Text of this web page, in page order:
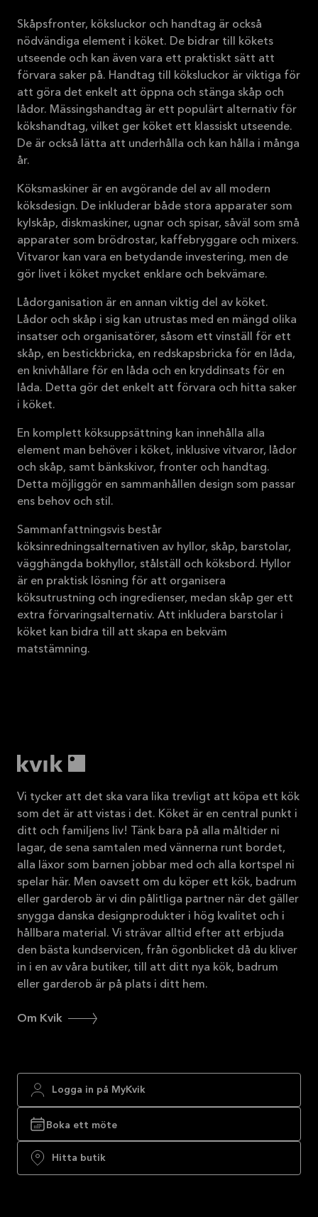
Skåpsfronter, köksluckor och handtag är också
nödvändiga element i köket. De bidrar till kökets
utseende och kan även vara ett praktiskt sätt att
förvara saker på. Handtag till köksluckor är viktiga för
att göra det enkelt att öppna och stänga skåp och
lådor. Mässingshandtag är ett populärt alternativ för
kökshandtag, vilket ger köket ett klassiskt utseende.
De är också lätta att underhålla och kan hålla i många
år.
Köksmaskiner är en avgörande del av all modern
köksdesign. De inkluderar både stora apparater som
kylskåp, diskmaskiner, ugnar och spisar, såväl som små
apparater som brödrostar, kaffebryggare och mixers.
Vitvaror kan vara en betydande investering, men de
gör livet i köket mycket enklare och bekvämare.
Lådorganisation är en annan viktig del av köket.
Lådor och skåp i sig kan utrustas med en mängd olika
insatser och organisatörer, såsom ett vinställ för ett
skåp, en bestickbricka, en redskapsbricka för en låda,
en knivhållare för en låda och en kryddinsats för en
låda. Detta gör det enkelt att förvara och hitta saker
i köket.
En komplett köksuppsättning kan innehålla alla
element man behöver i köket, inklusive vitvaror, lådor
och skåp, samt bänkskivor, fronter och handtag.
Detta möjliggör en sammanhållen design som passar
ens behov och stil.
Sammanfattningsvis består
köksinredningsalternativen av hyllor, skåp, barstolar,
vägghängda bokhyllor, stålställ och köksbord. Hyllor
är en praktisk lösning för att organisera
köksutrustning och ingredienser, medan skåp ger ett
extra förvaringsalternativ. Att inkludera barstolar i
köket kan bidra till att skapa en bekväm
matstämning.
Vi tycker att det ska vara lika trevligt att köpa ett kök
som det är att vistas i det. Köket är en central punkt i
ditt och familjens liv! Tänk bara på alla måltider ni
lagar, de sena samtalen med vännerna runt bordet,
alla läxor som barnen jobbar med och alla kortspel ni
spelar här. Men oavsett om du köper ett kök, badrum
eller garderob är vi din pålitliga partner när det gäller
snygga danska designprodukter i hög kvalitet och i
hållbara material. Vi strävar alltid efter att erbjuda
den bästa kundservicen, från ögonblicket då du kliver
in i en av våra butiker, till att ditt nya kök, badrum
eller garderob är på plats i ditt hem.
Om Kvik
Logga in på MyKvik
Boka ett möte
Hitta butik